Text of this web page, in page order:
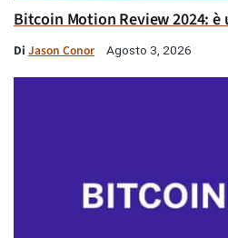
Bitcoin Motion Review 2024:
Di Jason Conor Agosto 3, 2026